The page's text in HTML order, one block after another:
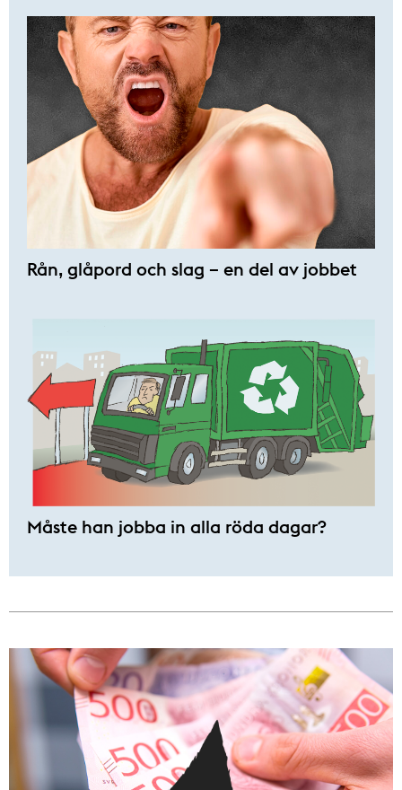
Rån, glåpord och slag – en del av jobbet
Måste han jobba in alla röda dagar?